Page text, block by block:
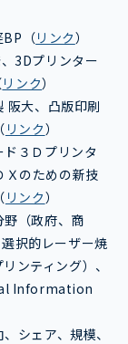
BP（リンク）
3Dプリンター
リンク）
阪大、凸版印刷
リンク）
３Ｄプリンタ
Ｘのための新技
リンク）
（政府、商
択的レーザー焼
ンティング）、
Information
シェア、規模、